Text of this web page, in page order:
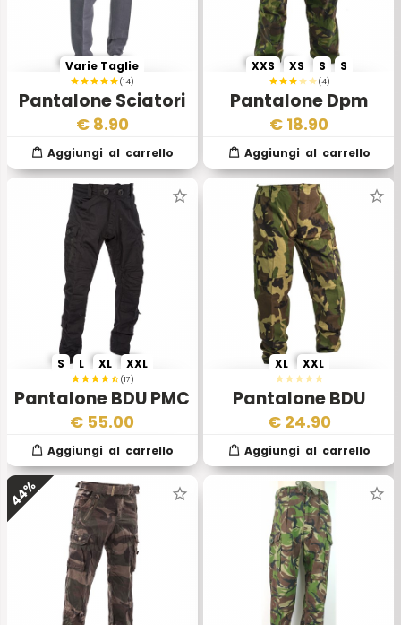
(14)
Pantalone Sciatori
Alpini Esercito
Tedesco
Varie Taglie
€ 8.90
(4)
Pantalone Dpm
Temperate 1985
XXS XS S S
€ 18.90
(17)
Pantalone BDU PMC
Nero
S L XL XXL
€ 55.00
Pantalone BDU
Ripstop Woodland
XL XXL
€ 24.90
44%